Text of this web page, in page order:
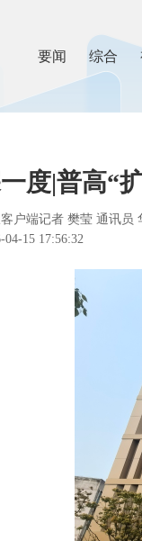
要闻 综合
度|普高“
户端记者 樊莹 通讯员
04-15 17:56:32